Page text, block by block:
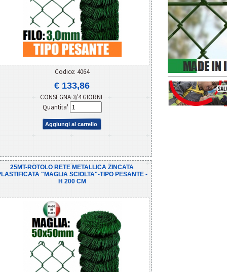
Codice: 4064
€ 133,86
CONSEGNA 3/4 GIORNI
Quantita'
Aggiungi al carrello
25MT-ROTOLO RETE METALLICA ZINCATA
"MAGLIA SCIOLTA"-TIPO PESANTE -
H 200 CM